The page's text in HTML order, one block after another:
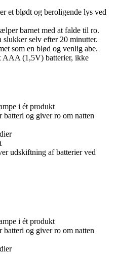
et blødt og beroligende lys ved
barnet med at falde til ro.
slukker selv efter 20 minutter.
som en blød og venlig abe.
(1,5V) batterier, ikke
i ét produkt
batteri og giver ro om natten
udskiftning af batterier ved
i ét produkt
batteri og giver ro om natten